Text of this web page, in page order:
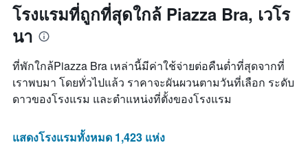
เฉลี่ย
ของ
ห้อง
พัก
โรงแรมที่ถูกที่สุดใกล้ Piazza Bra, เวโร
นา
ที่พักใกล้Piazza Bra เหล่านี้มีค่าใช้จ่ายต่อคืนต่ำที่สุดจากที่
เราพบมา โดยทั่วไปแล้ว ราคาจะผันผวนตามวันที่เลือก ระดับ
ดาวของโรงแรม และตำแหน่งที่ตั้งของโรงแรม
แสดงโรงแรมทั้งหมด 1,423 แห่ง